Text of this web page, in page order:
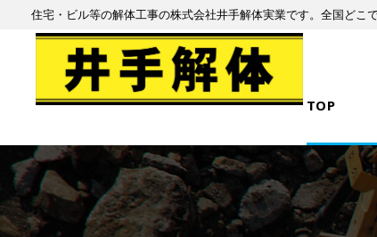
住宅・ビル等の解体工事の株式会社井手解体実業です。全国どこ
TOP